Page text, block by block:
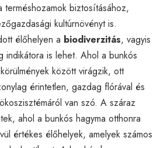
biztosításához,
kultúrnövényt is.
élőhelyen a biodiverzitás, vagyis
indikátora is lehet. Ahol a bunkós
között virágzik, ott
érintetlen, gazdag flórával és
van szó. A száraz
ahol a bunkós hagyma otthonra
értékes élőhelyek, amelyek számos